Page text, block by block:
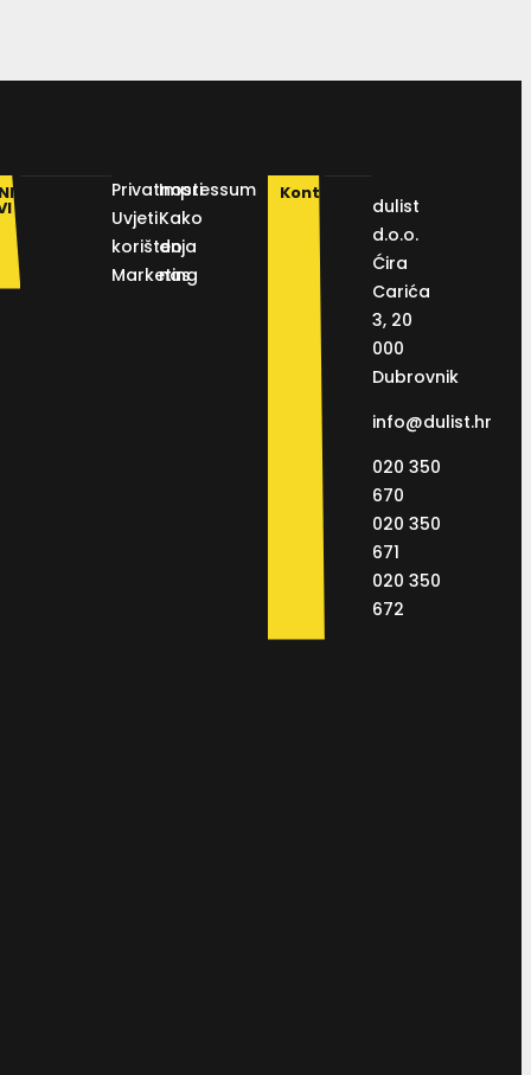
Privatnosti
Uvjeti
korištenja
Marketing
Impressum
Kako
do
nas
Kontakt
dulist
d.o.o.
Ćira
Carića
3, 20
000
Dubrovnik
info@dulist.hr
020 350
670
020 350
671
020 350
672